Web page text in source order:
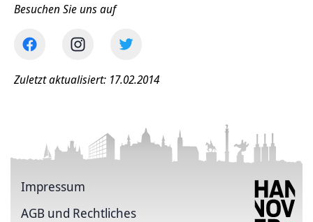
Besuchen Sie uns auf
Zuletzt aktualisiert: 17.02.2014
Impressum
AGB und Rechtliches